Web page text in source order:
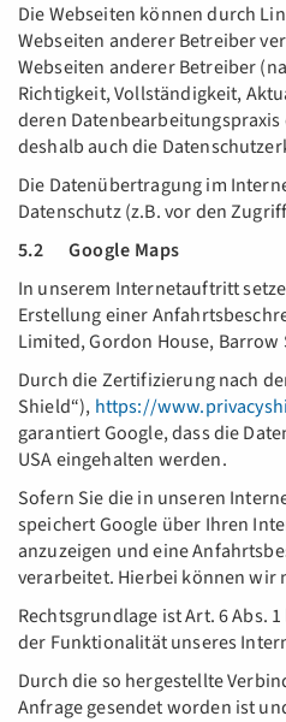
Die Webseiten können durch
Webseiten anderer Betreiber
Webseiten anderer Betreiber
Richtigkeit, Vollständigkeit,
deren
deshalb auch die
Die Datenübertragung im
Datenschutz (z.B. vor den
5.2 Google Maps
In unserem Internetauftritt
Erstellung einer
Limited, Gordon House,
Durch die Zertifizierung nach
Shield“), https://
garantiert Google, dass die
USA eingehalten werden.
Sofern Sie die in unseren
speichert Google über Ihren
anzuzeigen und eine
verarbeitet. Hierbei können wir
Rechtsgrundlage ist Art. 6 Abs.
der Funktionalität unseres
Durch die so hergestellte
Anfrage gesendet worden ist